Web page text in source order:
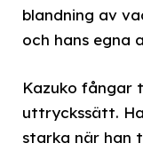
blandning av
och hans egna
Kazuko fångar
uttryckssätt.
starka när han